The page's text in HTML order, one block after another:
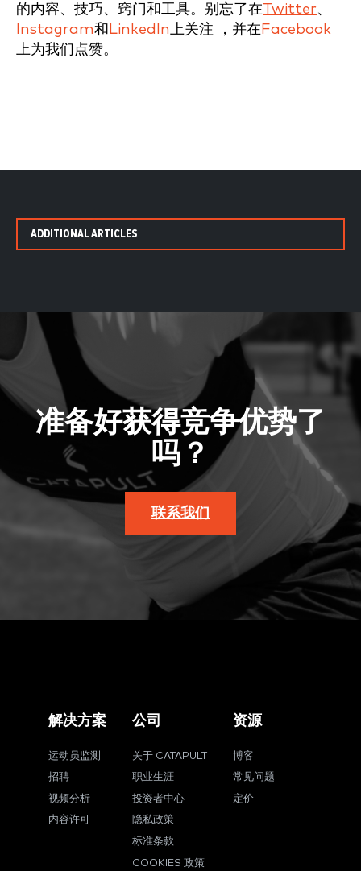
的内容、技巧、窍门和工具。别忘了在Twitter、
Instagram和 LinkedIn 上关注 ，并在 Facebook
上为我们点赞。
ADDITIONAL ARTICLES
准备好获得竞争优势了
吗？
联系我们
解决方案
运动员监测
招聘
视频分析
内容许可
公司
关于 CATAPULT
职业生涯
投资者中心
隐私政策
标准条款
COOKIES 政策
资源
博客
常见问题
定价